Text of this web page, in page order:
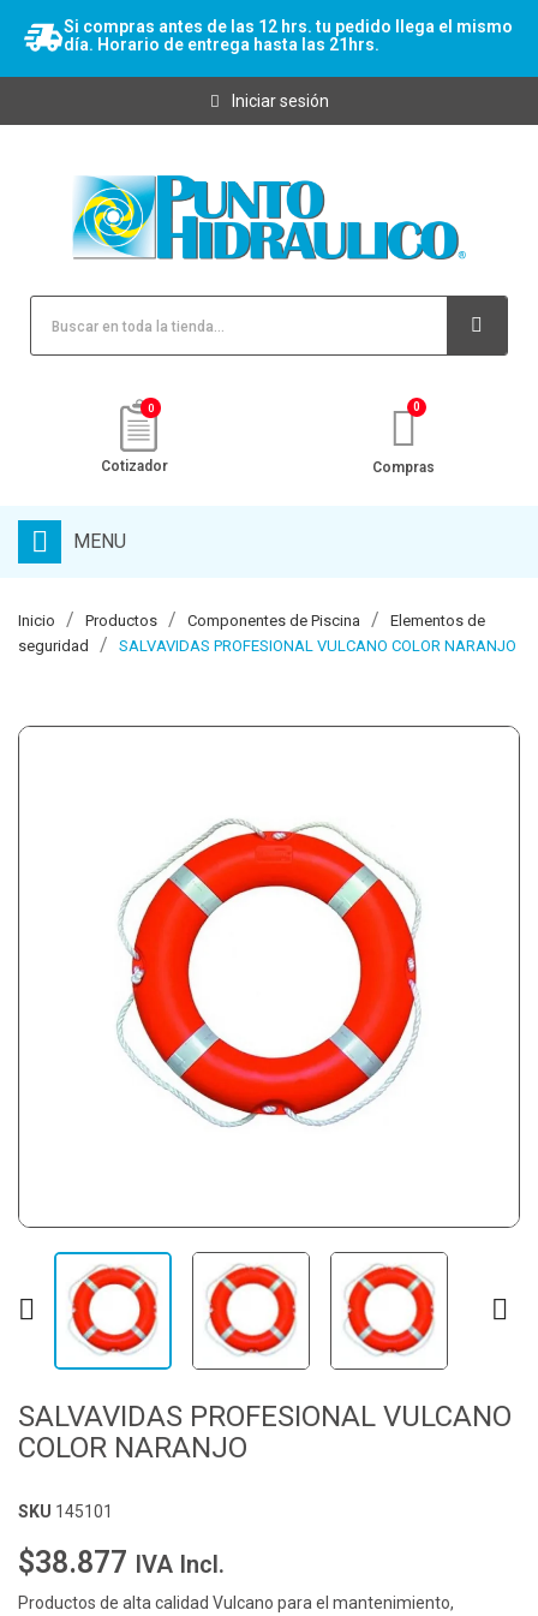
Si compras antes de las 12 hrs. tu pedido llega el mismo
día. Horario de entrega hasta las 21hrs.
Iniciar sesión
0
Cotizador Compras
MENU
Inicio Productos Componentes de Piscina
Elementos de
seguridad
SALVAVIDAS PROFESIONAL VULCANO COLOR NARANJO
 
SALVAVIDAS PROFESIONAL VULCANO
COLOR NARANJO
SKU 145101
$38.877 IVA Incl.
Productos de alta calidad Vulcano para el mantenimiento,